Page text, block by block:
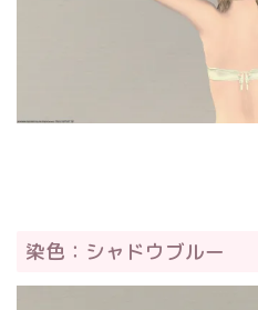
染色：シャドウブルー